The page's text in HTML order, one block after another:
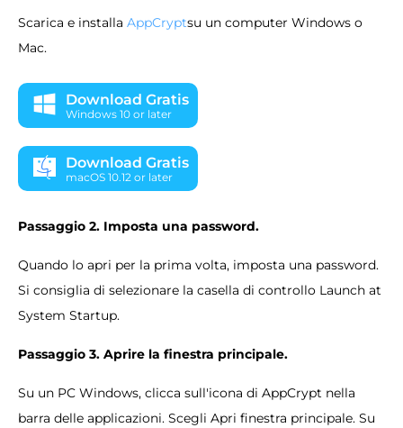
Scarica e installa AppCryptsu un computer Windows o
Mac.
Download Gratis
Windows 10 or later
Download Gratis
macOS 10.12 or later
Passaggio 2. Imposta una password.
Quando lo apri per la prima volta, imposta una password.
Si consiglia di selezionare la casella di controllo Launch at
System Startup.
Passaggio 3. Aprire la finestra principale.
Su un PC Windows, clicca sull'icona di AppCrypt nella
barra delle applicazioni. Scegli Apri finestra principale. Su